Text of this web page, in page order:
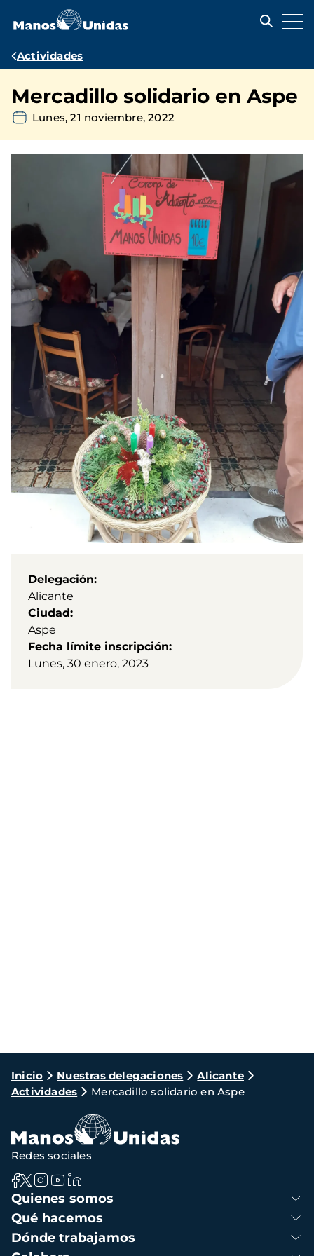
contenido
Ruta
navegación
Actividades
Mercadillo solidario en Aspe
Lunes, 21 noviembre, 2022
Delegación
Alicante
Ciudad
Aspe
Fecha límite inscripción
Lunes, 30 enero, 2023
Ruta
de
navegación
Inicio Nuestras delegaciones
Alicante
Actividades
Mercadillo solidario en Aspe
Navegación
principal
Quienes somos
Qué hacemos
Dónde trabajamos
Redes sociales